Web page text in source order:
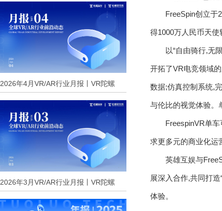
2026年4月VR/AR行业月报丨VR陀螺
2026年3月VR/AR行业月报丨VR陀螺
FreeSpin创立于
得1000万人民币天使
以“自由骑行,无
开拓了VR电竞领域
数据;仿真控制系统,
与伦比的视觉体验。
FreespinVR单
求更多元的商业化运
英雄互娱与
展深入合作,共同打
体验。